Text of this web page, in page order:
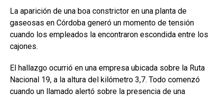
La aparición de una boa constrictor en una planta de
gaseosas en Córdoba generó un momento de tensión
cuando los empleados la encontraron escondida entre los
cajones.
El hallazgo ocurrió en una empresa ubicada sobre la Ruta
Nacional 19, a la altura del kilómetro 3,7. Todo comenzó
cuando un llamado alertó sobre la presencia de una